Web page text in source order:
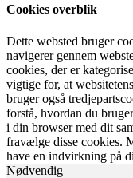
Cookies overblik
Dette websted bruger
navigerer gennem
cookies, der er
vigtige for, at
bruger også
forstå, hvordan du
i din browser med dit
fravælge disse cookies.
have en indvirkning på
Nødvendig